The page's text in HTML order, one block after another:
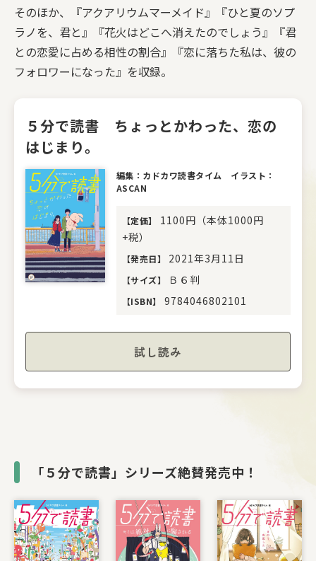
そのほか、『アクアリウムマーメイド』『ひと夏のソプ
ラノを、君と』『花火はどこへ消えたのでしょう』『君
との恋愛に占める相性の割合』『恋に落ちた私は、彼の
フォロワーになった』を収録。
５分で読書 ちょっとかわった、恋の
はじまり。
編集：カドカワ読書タイム イラスト：
ASCAN
【定価】
1100円（本体1000円
+税）
【発売日】 2021年3月11日
【サイズ】 Ｂ６判
【ISBN】 9784046802101
試し読み
「５分で読書」シリーズ絶賛発売中！
書籍リスト